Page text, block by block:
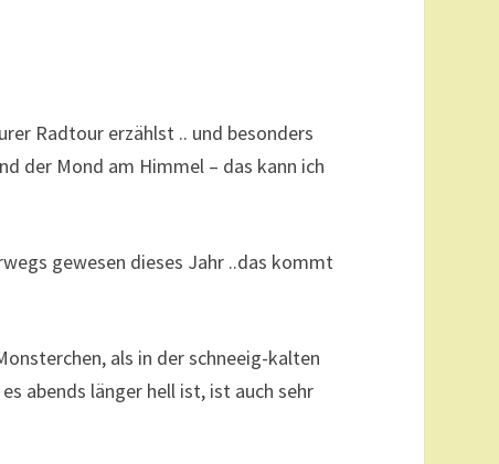
Radtour erzählst .. und besonders
der Mond am Himmel – das kann ich
gewesen dieses Jahr ..das kommt
als in der schneeig-kalten
abends länger hell ist, ist auch sehr